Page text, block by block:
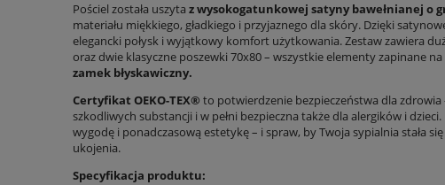
Pościel została uszyta z wysokogatunkowej satyny bawełnianej o
materiału miękkiego, gładkiego i przyjaznego dla skóry. Dzięki
elegancki połysk i wyjątkowy komfort użytkowania. Zestaw zawiera
oraz dwie klasyczne poszewki 70x80 – wszystkie elementy zapinane
zamek błyskawiczny.
Certyfikat OEKO-TEX® to potwierdzenie bezpieczeństwa dla zdrowia
szkodliwych substancji i w pełni bezpieczna także dla alergików i
wygodę i ponadczasową estetykę – i spraw, by Twoja sypialnia stała
ukojenia.
Specyfikacja produktu: